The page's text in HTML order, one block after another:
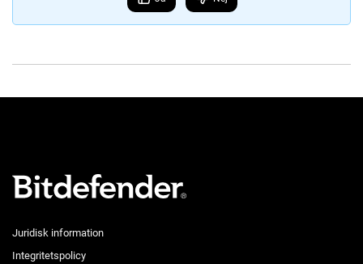
Juridisk information
Integritetspolicy